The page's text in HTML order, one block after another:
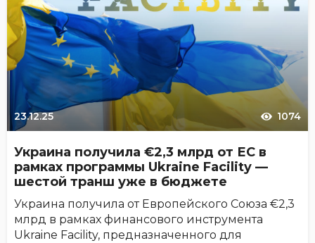
23.12.25 1074
Украина получила €2,3 млрд от ЕС в
рамках программы Ukraine Facility —
шестой транш уже в бюджете
Украина получила от Европейского Союза €2,3
млрд в рамках финансового инструмента
Ukraine Facility, предназначенного для